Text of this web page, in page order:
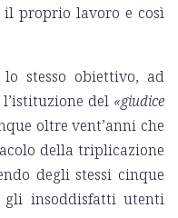
proprio lavoro e così
stesso obiettivo, ad
del «giudice
oltre vent’anni che
della triplicazione
degli stessi cinque
gli insoddisfatti utenti